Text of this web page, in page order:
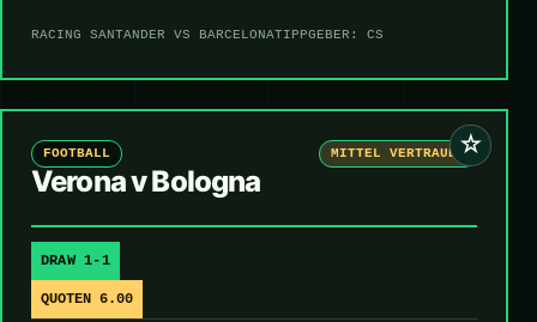
RACING SANTANDER VS BARCELONATIPPGEBER: CS
☆
FOOTBALL MITTEL VERTRAUEN
Verona v Bologna
DRAW 1-1
QUOTEN 6.00